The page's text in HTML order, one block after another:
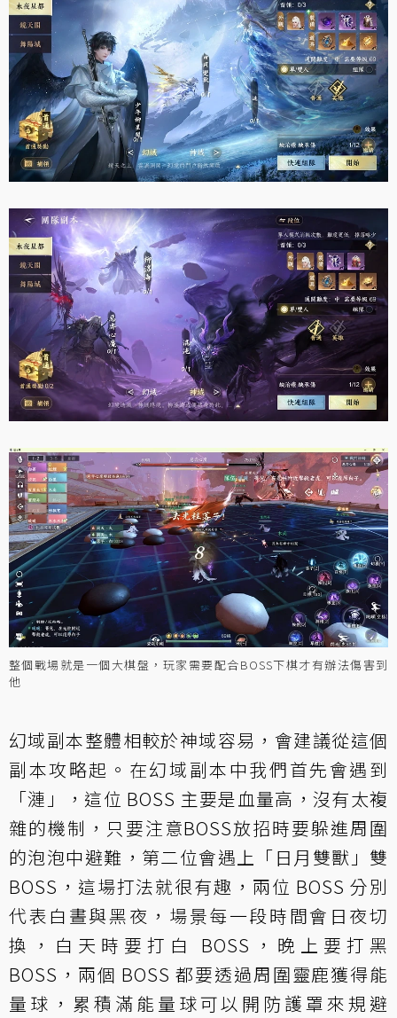
整個戰場就是一個大棋盤，玩家需要配合BOSS下棋才有辦法傷害到
他
幻域副本整體相較於神域容易，會建議從這個
副本攻略起。在幻域副本中我們首先會遇到
「漣」，這位 BOSS 主要是血量高，沒有太複
雜的機制，只要注意BOSS放招時要躲進周圍
的泡泡中避難，第二位會遇上「日月雙獸」雙
BOSS，這場打法就很有趣，兩位 BOSS 分別
代表白晝與黑夜，場景每一段時間會日夜切
換，白天時要打白 BOSS，晚上要打黑
BOSS，兩個 BOSS 都要透過周圍靈鹿獲得能
量球，累積滿能量球可以開防護罩來規避